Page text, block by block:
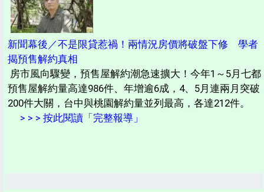
新聞幕後／不是限貸惹禍！兩情況房價將破盤下修 學者
揭預售解約真相
房市風向驟變，預售屋解約潮急速擴大！今年1～5月七都
預售屋解約量高達986件、年增逾6成，4、5月連兩月突破
200件大關，台中與桃園解約量並列最高，各達212件。
> > > 按此閱讀「完整報導」